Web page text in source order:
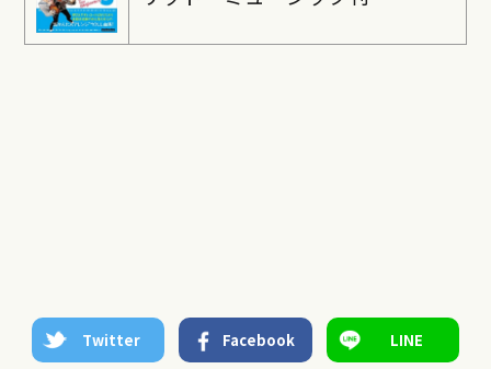
Twitter Facebook LINE